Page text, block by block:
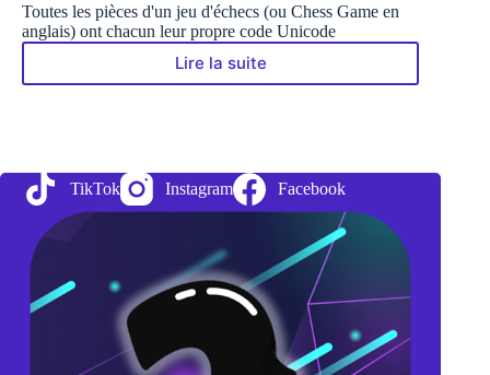
Toutes les pièces d'un jeu d'échecs (ou Chess Game en
anglais) ont chacun leur propre code Unicode
Lire la suite
Le
pièces
d’un
jeu
ont
leur
propre
code
Unicode
TikTok Instagram Facebook